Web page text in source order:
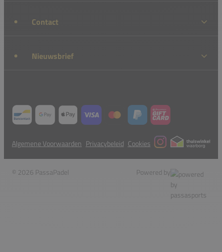
Contact
Nieuwsbrief
Algemene Voorwaarden Privacybeleid Cookies
© 2026 PassaPadel Powered by